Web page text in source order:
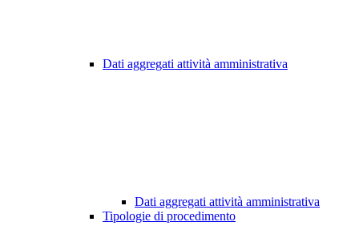
Dati aggregati attività amministrativa
Dati aggregati attività amministrativa
Tipologie di procedimento